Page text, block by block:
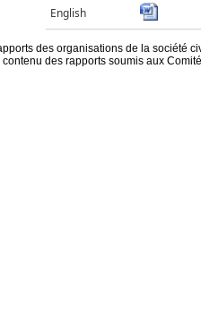
English
des organisations de la société
des rapports soumis aux